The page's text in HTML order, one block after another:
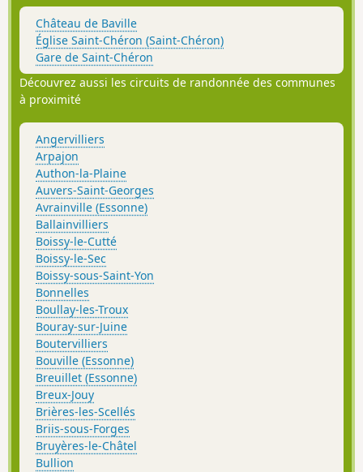
Château de Baville
Église Saint-Chéron (Saint-Chéron)
Gare de Saint-Chéron
Découvrez aussi les circuits de randonnée des communes
à proximité
Angervilliers
Arpajon
Authon-la-Plaine
Auvers-Saint-Georges
Avrainville (Essonne)
Ballainvilliers
Boissy-le-Cutté
Boissy-le-Sec
Boissy-sous-Saint-Yon
Bonnelles
Boullay-les-Troux
Bouray-sur-Juine
Boutervilliers
Bouville (Essonne)
Breuillet (Essonne)
Breux-Jouy
Brières-les-Scellés
Briis-sous-Forges
Bruyères-le-Châtel
Bullion